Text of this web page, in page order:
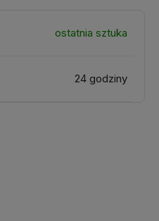
ostatnia sztuka
24 godziny